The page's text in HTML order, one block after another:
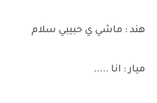
هند : ماشي ي حبيبي سلام
ميار : انا .....